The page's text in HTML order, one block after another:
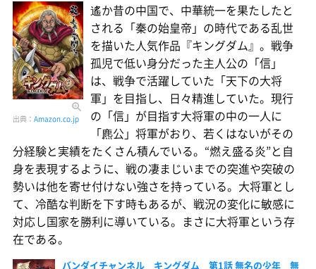
出典： Amazon.co.jp
遙か昔の中国で、中華統一を果たしたと
される「秦の始皇帝」の時代である乱世
を描いた人気作品『キングダム』。戦争
孤児で低い身分だった主人公の「信」
は、戦争で活躍していた「天下の大将
軍」を目指し、日々精進していた。現行
の「信」が目指す大将軍の中の一人に
「麃公」将軍がおり、若くはないがその
分経験と実績をたくさん積んでいる。“燃え盛る炎”と自
身を表現するように、戦の凄まじいまでの突進や突破の
勢いは他を寄せ付けない強さを持っている。大将軍とし
て、冷酷な判断を下す時もあるが、戦況の変化に敏感に
対応し国家を勝利に導いている。まさに大将軍という存
在である。
バンダイチャンネル キングダム 第1話 無名の少年 無